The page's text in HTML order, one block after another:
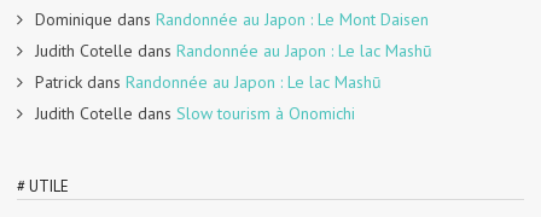
Dominique dans Randonnée au Japon : Le Mont Daisen
Judith Cotelle dans Randonnée au Japon : Le lac Mashū
Patrick dans Randonnée au Japon : Le lac Mashū
Judith Cotelle dans Slow tourism à Onomichi
# UTILE